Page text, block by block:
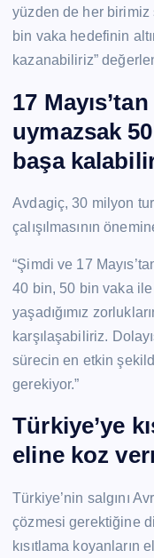
yüzden de her birimiz
bin vaka hedefinin
kazanabiliriz”
17
uymazsak
başa
Avdagiç, 30 milyon
çalışılmasının
“Şimdi ve 17
40 bin, 50 bin vaka
yaşadığımız
karşılaşabiliriz.
sürecin en etkin
gerekiyor.”
Türkiye’ye
eline koz
Türkiye’nin salgını
çözmesi gerektiğine
kısıtlama koyanların